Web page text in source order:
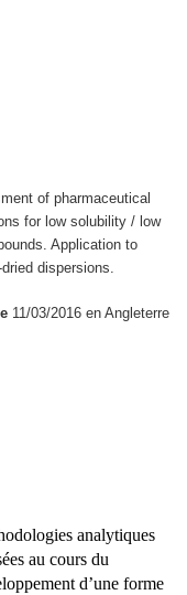
of pharmaceutical
for low solubility / low
Application to
dispersions.
11/03/2016 en Angleterre
analytiques
au cours du
d’une forme